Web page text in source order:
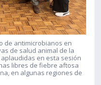
de antimicrobianos en
de salud animal de la
en esta sesión
libres de fiebre aftosa
en algunas regiones de